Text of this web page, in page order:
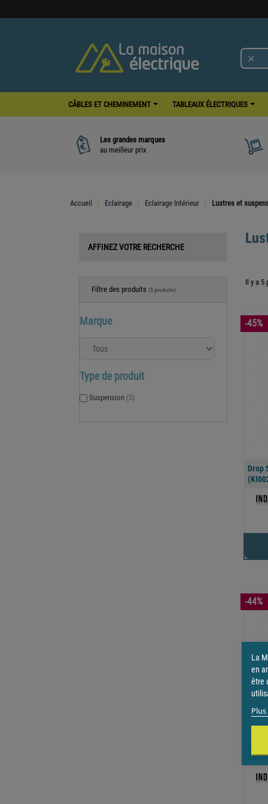

CÂBLES ET CHEMINEMENT TABLEAUX ÉLECTRIQUES
Les grandes marques
au meilleur prix
Accueil Eclairage Eclairage Intérieur Lustres et
AFFINEZ VOTRE RECHERCHE
Filtre des produits (5 produits)
Marque
Type de produit
Suspension (5)
Il y a 5
Drop
-45%
-44%
La
en
être